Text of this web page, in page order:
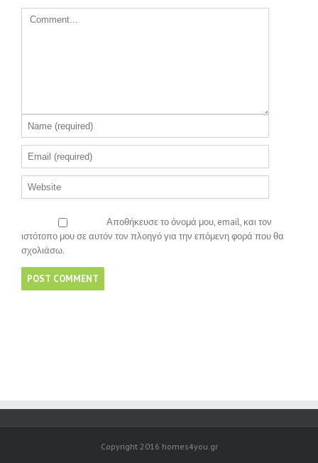
Αποθήκευσε το όνομά μου, email, και τον
ιστότοπο μου σε αυτόν τον πλοηγό για την επόμενη φορά που θα
σχολιάσω.
Copyright 2016 homes4you.gr